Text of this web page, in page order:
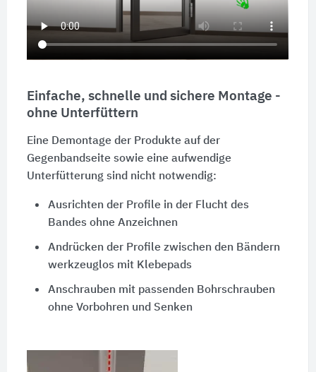
Einfache, schnelle und sichere Montage -
ohne Unterfüttern
Eine Demontage der Produkte auf der
Gegenbandseite sowie eine aufwendige
Unterfütterung sind nicht notwendig:
Ausrichten der Profile in der Flucht des
Bandes ohne Anzeichnen
Andrücken der Profile zwischen den Bändern
werkzeuglos mit Klebepads
Anschrauben mit passenden Bohrschrauben
ohne Vorbohren und Senken